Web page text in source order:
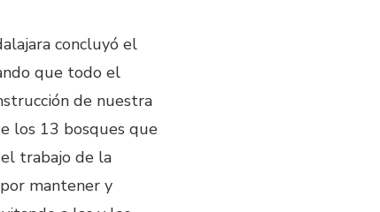
concluyó el
que todo el
de nuestra
los 13 bosques que
trabajo de la
mantener y